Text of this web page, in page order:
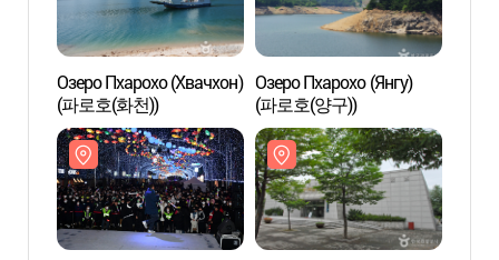
Озеро Пхарохо (Хвачхон)
(파로호(화천))
Озеро Пхарохо (Янгу)
(파로호(양구))